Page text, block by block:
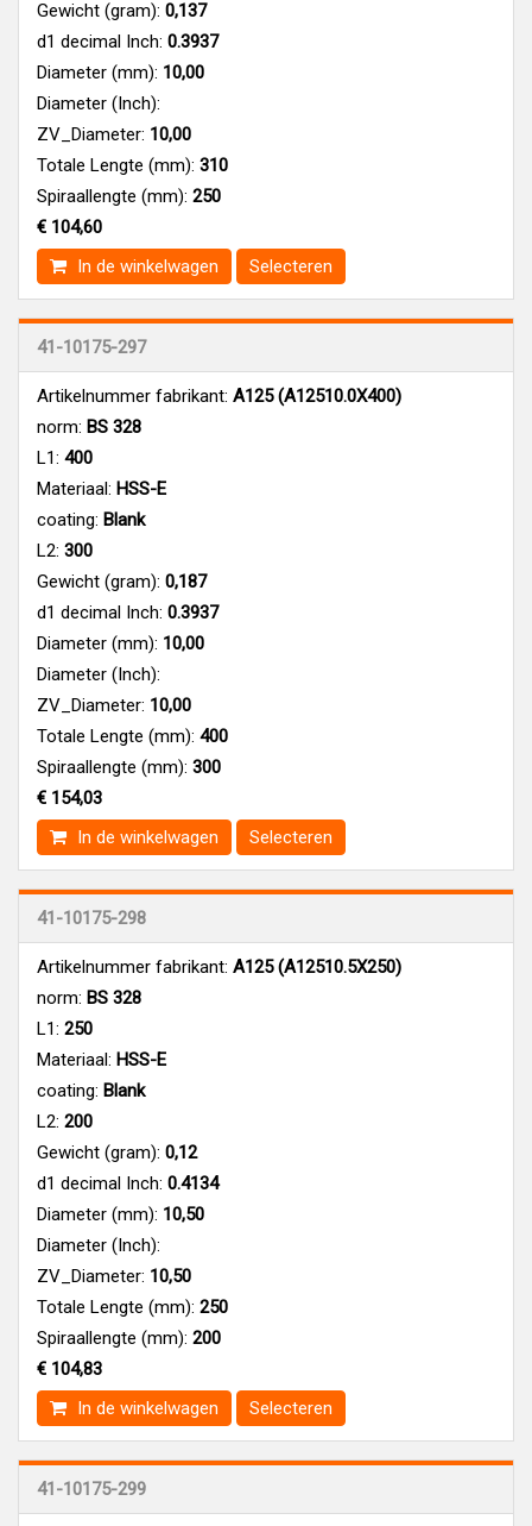
Gewicht (gram): 0,137
d1 decimal Inch: 0.3937
Diameter (mm): 10,00
Diameter (Inch):
ZV_Diameter: 10,00
Totale Lengte (mm): 310
Spiraallengte (mm): 250
€ 104,60
In de winkelwagen
Selecteren
41-10175-297
Artikelnummer fabrikant: A125 (A12510.0X400)
norm: BS 328
L1: 400
Materiaal: HSS-E
coating: Blank
L2: 300
Gewicht (gram): 0,187
d1 decimal Inch: 0.3937
Diameter (mm): 10,00
Diameter (Inch):
ZV_Diameter: 10,00
Totale Lengte (mm): 400
Spiraallengte (mm): 300
€ 154,03
In de winkelwagen
Selecteren
41-10175-298
Artikelnummer fabrikant: A125 (A12510.5X250)
norm: BS 328
L1: 250
Materiaal: HSS-E
coating: Blank
L2: 200
Gewicht (gram): 0,12
d1 decimal Inch: 0.4134
Diameter (mm): 10,50
Diameter (Inch):
ZV_Diameter: 10,50
Totale Lengte (mm): 250
Spiraallengte (mm): 200
€ 104,83
In de winkelwagen
Selecteren
41-10175-299